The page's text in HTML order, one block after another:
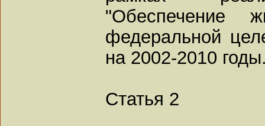
"Обеспечение
федеральной
на 2002-2010
Статья 2